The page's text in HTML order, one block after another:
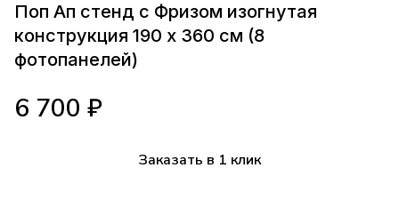
Поп Ап стенд с Фризом изогнутая
конструкция 190 х 360 см (8
фотопанелей)
6 700 ₽
Заказать в 1 клик